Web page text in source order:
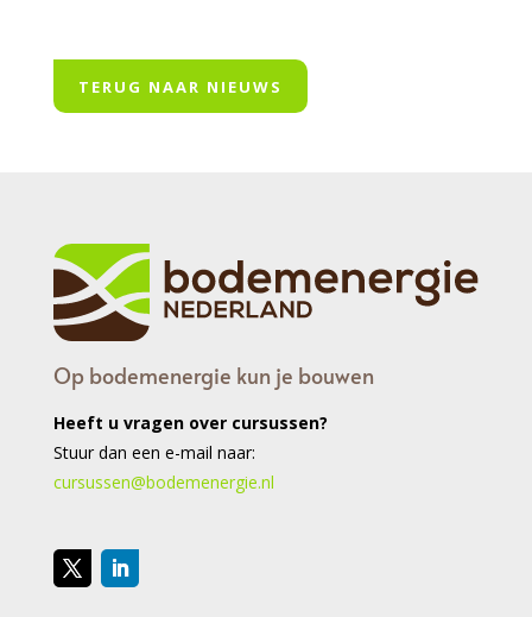
TERUG NAAR NIEUWS
Op bodemenergie kun je bouwen
Heeft u vragen over cursussen?
Stuur dan een e-mail naar:
cursussen@bodemenergie.nl